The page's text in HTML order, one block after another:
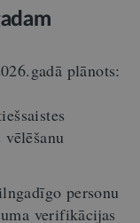
plānots:
personu
verifikācijas